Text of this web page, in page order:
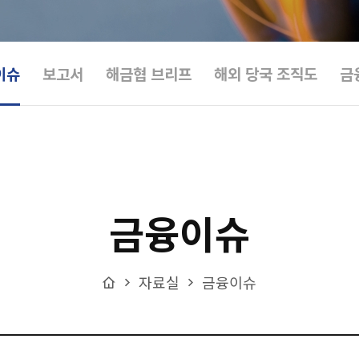
슈 보고서 해금협 브리프 해외 당국 조직도 금
금융이슈
Home
자료실 금융이슈